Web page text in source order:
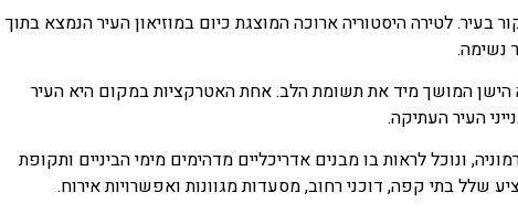
בעיר. לטירה היסטוריה ארוכה המוצגת כיום במוזיאון העיר הנמצא בתוך
נשימה.
הישן המושך מיד את תשומת הלב. אחת האטרקציות במקום היא העיר
העיר העתיקה.
ונוכל לראות בו מבנים אדריכליים מדהימים מימי הביניים ותקופת
שלל בתי קפה, דוכני רחוב, מסעדות מגוונות ואפשרויות אירוח.